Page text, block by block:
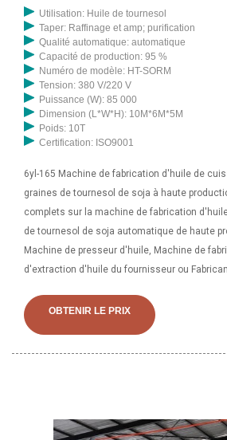
Utilisation: Huile de tournesol
Taper: Raffinage et amp; purification
Qualité automatique: automatique
Capacité de production: 95 %
Numéro de modèle: HT-SORM
Tension: 380 V/220 V
Puissance (W): 85 000
Dimension (L*W*H): 10M*6M*5M
Poids: 10T
Certification: ISO9001
6yl-165 Machine de fabrication d'huile de
graines de tournesol de soja à haute
complets sur la machine de fabrication
de tournesol de soja automatique de haute
Machine de presseur d'huile, Machine de
d'extraction d'huile du fournisseur ou
adaptée Shandong Leader Machinery
Machine d'extraction d'huile de graines de
OBTENIR LE PRIX